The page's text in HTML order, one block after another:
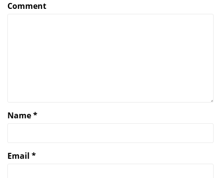
Comment
Name*
Email *